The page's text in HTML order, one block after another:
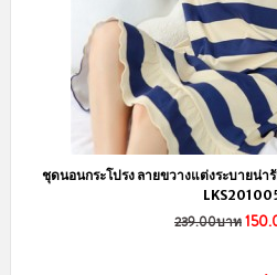
ชุดนอนกระโปรง ลายขวางแต่งระบายน่า
239.00บาท